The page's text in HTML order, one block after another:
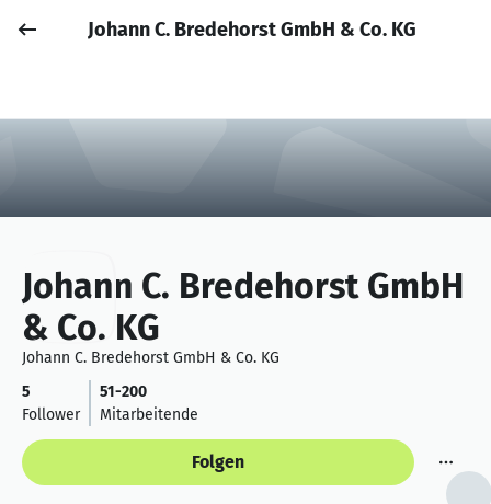
Anmelden
Job posten
Johann C. Bredehorst GmbH & Co. KG
Johann C. Bredehorst GmbH
& Co. KG
Johann C. Bredehorst GmbH & Co. KG
5
Follower
51-200
Mitarbeitende
Folgen